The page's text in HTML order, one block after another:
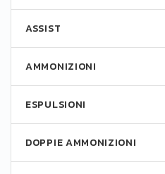
ASSIST
AMMONIZIONI
ESPULSIONI
DOPPIE AMMONIZIONI